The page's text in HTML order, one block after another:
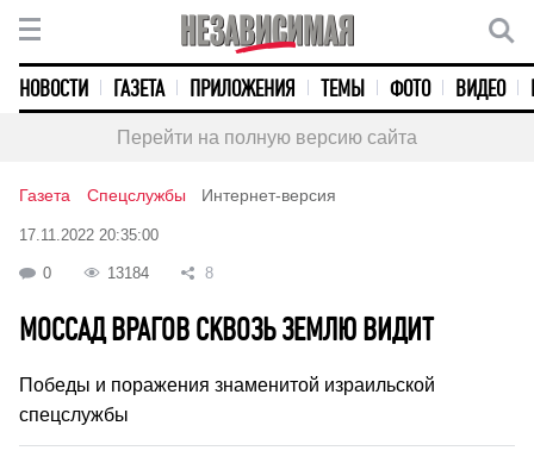
НОВОСТИ ГАЗЕТА ПРИЛОЖЕНИЯ ТЕМЫ ФОТО ВИДЕО
Перейти на полную версию сайта
Газета Спецслужбы Интернет-версия
17.11.2022 20:35:00
0 13184 8
МОССАД ВРАГОВ СКВОЗЬ ЗЕМЛЮ ВИДИТ
Победы и поражения знаменитой израильской
спецслужбы